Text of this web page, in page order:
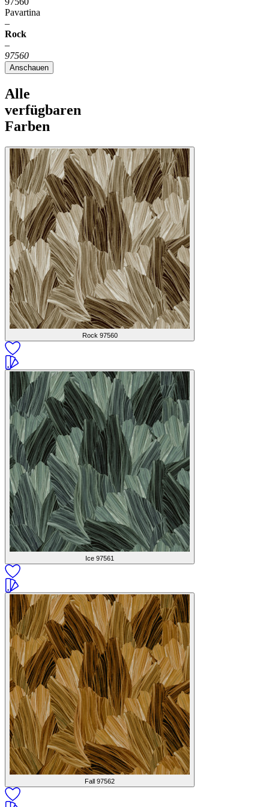
Pavartina
–
Rock
–
97560
Anschauen
Alle
verfügbaren
Farben
Rock 97560
Ice 97561
Fall 97562